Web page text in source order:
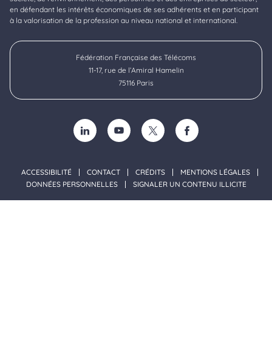
en défendant les intérêts économiques de ses adhérents et en participant
à la valorisation de la profession au niveau national et international.
Fédération Française des Télécoms
11-17, rue de l’Amiral Hamelin
75116 Paris
SUIVEZ-NOUS SUR LINKEDIN (NOUVELLE FENÊTRE)
SUIVEZ-NOUS SUR YOUTUBE (NOUVELLE
SUIVEZ-NOUS SUR TWITTER
SUIVEZ-NOUS SUR
ACCESSIBILITÉ CONTACT CRÉDITS
MENTIONS LÉGALES
DONNÉES PERSONNELLES
SIGNALER UN CONTENU ILLICITE